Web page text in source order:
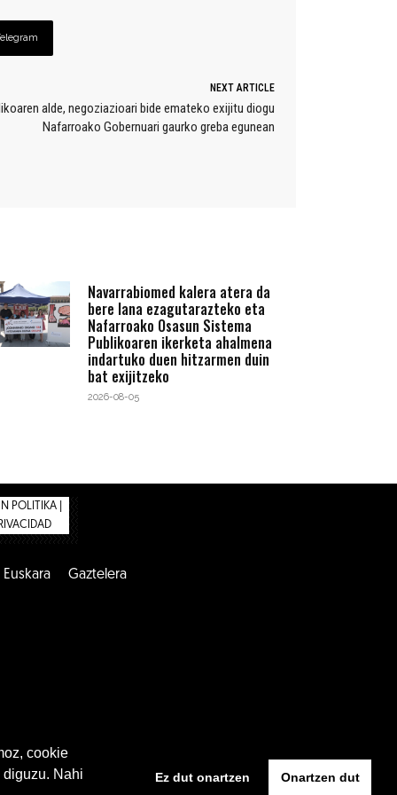
NEXT ARTICLE
alde, negoziazioari bide emateko exijitu diogu
Nafarroako Gobernuari gaurko greba egunean
Navarrabiomed kalera atera da
bere lana ezagutarazteko eta
Nafarroako Osasun Sistema
Publikoaren ikerketa ahalmena
indartuko duen hitzarmen duin
bat exijitzeko
2026-08-05
POLITIKA |
Euskara Gaztelera
cookie
Nahi
Ez dut onartzen Onartzen dut